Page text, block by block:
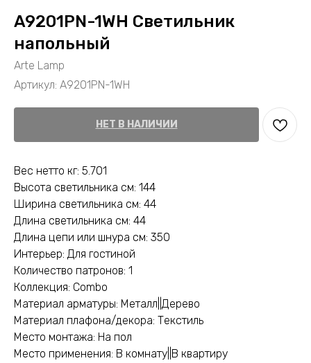
A9201PN-1WH Светильник
напольный
Arte Lamp
Артикул: A9201PN-1WH
НЕТ В НАЛИЧИИ
Вес нетто кг: 5.701
Высота светильника см: 144
Ширина светильника см: 44
Длина светильника см: 44
Длина цепи или шнура см: 350
Интерьер: Для гостиной
Количество патронов: 1
Коллекция: Combo
Материал арматуры: Металл||Дерево
Материал плафона/декора: Текстиль
Место монтажа: На пол
Место применения: В комнату||В квартиру